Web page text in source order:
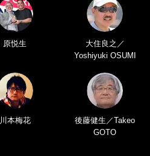
原悦生
大住良之／
Yoshiyuki OSUMI
川本梅花
後藤健生／Takeo
GOTO